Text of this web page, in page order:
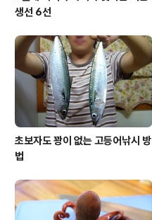
생선 6선
초보자도 꽝이 없는 고등어낚시 방
법